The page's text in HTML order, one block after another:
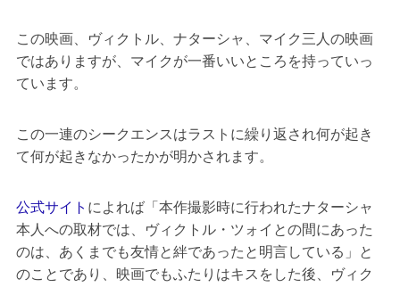
この映画、ヴィクトル、ナターシャ、マイク三人の映画
ではありますが、マイクが一番いいところを持っていっ
ています。
この一連のシークエンスはラストに繰り返され何が起き
て何が起きなかったかが明かされます。
公式サイト によれば「本作撮影時に行われたナターシャ
本人への取材では、ヴィクトル・ツォイとの間にあった
のは、あくまでも友情と絆であったと明言している」と
のことであり、映画でもふたりはキスをした後、ヴィク